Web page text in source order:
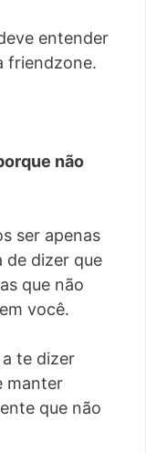
entender
friendzone.
não
ser apenas
de dizer que
que não
você.
te dizer
manter
que não